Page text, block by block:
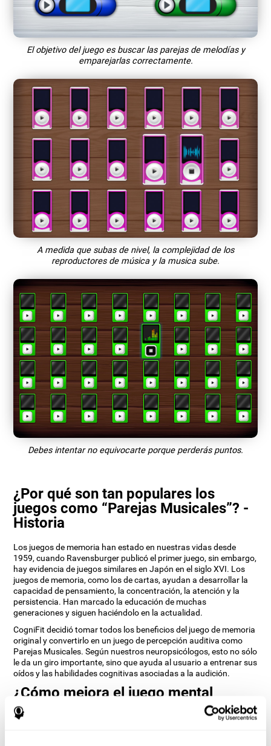
El objetivo del juego es buscar las parejas de melodías y
emparejarlas correctamente.
A medida que subas de nivel, la complejidad de los
reproductores de música y la musica sube.
Debes intentar no equivocarte porque perderás puntos.
¿Por qué son tan populares los
juegos como “Parejas Musicales”? -
Historia
Los juegos de memoria han estado en nuestras vidas desde
1959, cuando Ravensburger publicó el primer juego, sin embargo,
hay evidencia de juegos similares en Japón en el siglo XVI. Los
juegos de memoria, como los de cartas, ayudan a desarrollar la
capacidad de pensamiento, la concentración, la atención y la
persistencia. Han marcado la educación de muchas
generaciones y siguen haciéndolo en la actualidad.
CogniFit decidió tomar todos los beneficios del juego de memoria
original y convertirlo en un juego de percepción auditiva como
Parejas Musicales. Según nuestros neuropsicólogos, esto no sólo
le da un giro importante, sino que ayuda al usuario a entrenar sus
oídos y las habilidades cognitivas asociadas a la audición.
¿Cómo mejora el juego mental
“Parejas Musicales” mis habilidades
cognitivas?